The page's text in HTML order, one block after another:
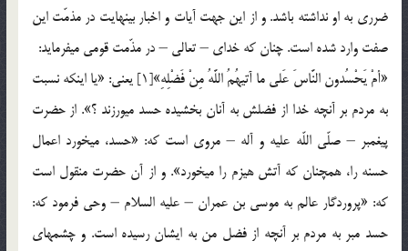
ضرري به او نداشته باشد. و از اين جهت آيات و اخبار بي‏نهايت در مذمّت اين
صفت وارد شده است. چنان كه خداي – تعالي – در مذّمت قومي مي‏فرمايد:
«أمْ يَحْسُدون النَّاسَ عَلي ما آتيهُمُ اللَّهُ مِنْ فَضْلِهِ»[1] يعني: «يا اينکه نسبت
به مردم بر آنچه خدا از فضلش به آنان بخشيده حسد مي‏ورزند ؟». از حضرت
پيغمبر – صلّي اللّه عليه و آله – مروي است كه: «حسد، مي‏خورد اعمال
حسنه را، همچنان كه آتش هيزم را مي‏خورد». و از آن حضرت منقول است
كه: «پروردگار عالم به موسي بن عمران – عليه السلام – وحي فرمود كه:
حسد مبر به مردم بر آنچه از فضل من به ايشان رسيده است. و چشمهاي